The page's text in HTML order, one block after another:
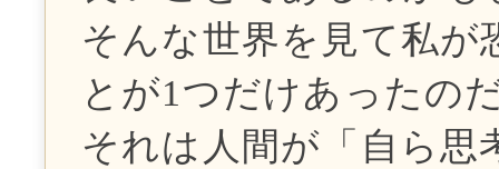
そんな世界を見て私が
とが1つだけあったの
それは人間が「自ら思